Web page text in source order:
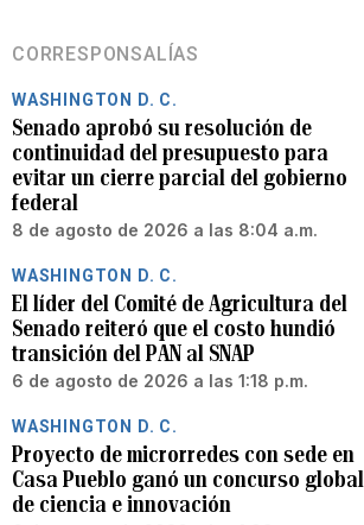
CORRESPONSALÍAS
WASHINGTON D. C.
Senado aprobó su resolución de
continuidad del presupuesto para
evitar un cierre parcial del gobierno
federal
8 de agosto de 2026 a las 8:04 a.m.
WASHINGTON D. C.
El líder del Comité de Agricultura del
Senado reiteró que el costo hundió
transición del PAN al SNAP
6 de agosto de 2026 a las 1:18 p.m.
WASHINGTON D. C.
Proyecto de microrredes con sede en
Casa Pueblo ganó un concurso global
de ciencia e innovación